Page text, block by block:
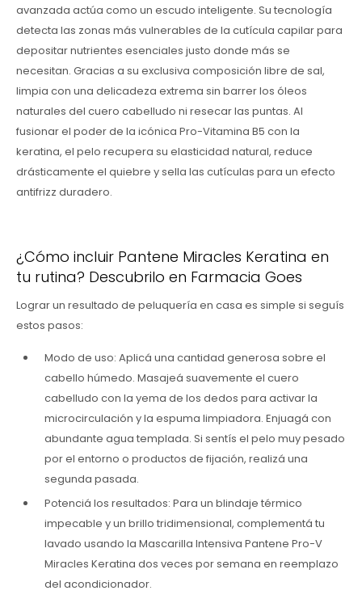
avanzada actúa como un escudo inteligente. Su tecnología
detecta las zonas más vulnerables de la cutícula capilar para
depositar nutrientes esenciales justo donde más se
necesitan. Gracias a su exclusiva composición libre de sal,
limpia con una delicadeza extrema sin barrer los óleos
naturales del cuero cabelludo ni resecar las puntas. Al
fusionar el poder de la icónica Pro-Vitamina B5 con la
keratina, el pelo recupera su elasticidad natural, reduce
drásticamente el quiebre y sella las cutículas para un efecto
antifrizz duradero.
¿Cómo incluir Pantene Miracles Keratina en
tu rutina? Descubrilo en Farmacia Goes
Lograr un resultado de peluquería en casa es simple si seguís
estos pasos:
Modo de uso: Aplicá una cantidad generosa sobre el
cabello húmedo. Masajeá suavemente el cuero
cabelludo con la yema de los dedos para activar la
microcirculación y la espuma limpiadora. Enjuagá con
abundante agua templada. Si sentís el pelo muy pesado
por el entorno o productos de fijación, realizá una
segunda pasada.
Potenciá los resultados: Para un blindaje térmico
impecable y un brillo tridimensional, complementá tu
lavado usando la Mascarilla Intensiva Pantene Pro-V
Miracles Keratina dos veces por semana en reemplazo
del acondicionador.